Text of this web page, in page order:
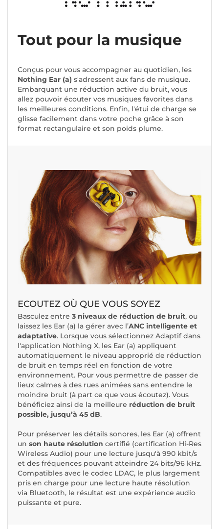
Tout pour la musique
Conçus pour vous accompagner au quotidien, les
Nothing Ear (a) s'adressent aux fans de musique.
Embarquant une réduction active du bruit, vous
allez pouvoir écouter vos musiques favorites dans
les meilleures conditions. Enfin, l'étui de charge se
glisse facilement dans votre poche grâce à son
format rectangulaire et son poids plume.
ECOUTEZ OÙ QUE VOUS SOYEZ
Basculez entre 3 niveaux de réduction de bruit, ou
laissez les Ear (a) la gérer avec l’ANC intelligente et
adaptative. Lorsque vous sélectionnez Adaptif dans
l'application Nothing X, les Ear (a) appliquent
automatiquement le niveau approprié de réduction
de bruit en temps réel en fonction de votre
environnement. Pour vous permettre de passer de
lieux calmes à des rues animées sans entendre le
moindre bruit (à part ce que vous écoutez). Vous
bénéficiez ainsi de la meilleure réduction de bruit
possible, jusqu’à 45 dB.
Pour préserver les détails sonores, les Ear (a) offrent
un son haute résolution certifié (certification Hi-Res
Wireless Audio) pour une lecture jusqu'à 990 kbit/s
et des fréquences pouvant atteindre 24 bits/96 kHz.
Compatibles avec le codec LDAC, le plus largement
pris en charge pour une lecture haute résolution
via Bluetooth, le résultat est une expérience audio
puissante et pure.